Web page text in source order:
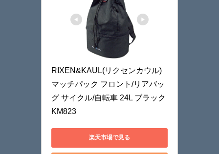
RIXEN&KAUL(リクセンカウル)
マッチパック フロント/リアバッ
グ サイクル/自転車 24L ブラック
KM823
楽天市場で見る